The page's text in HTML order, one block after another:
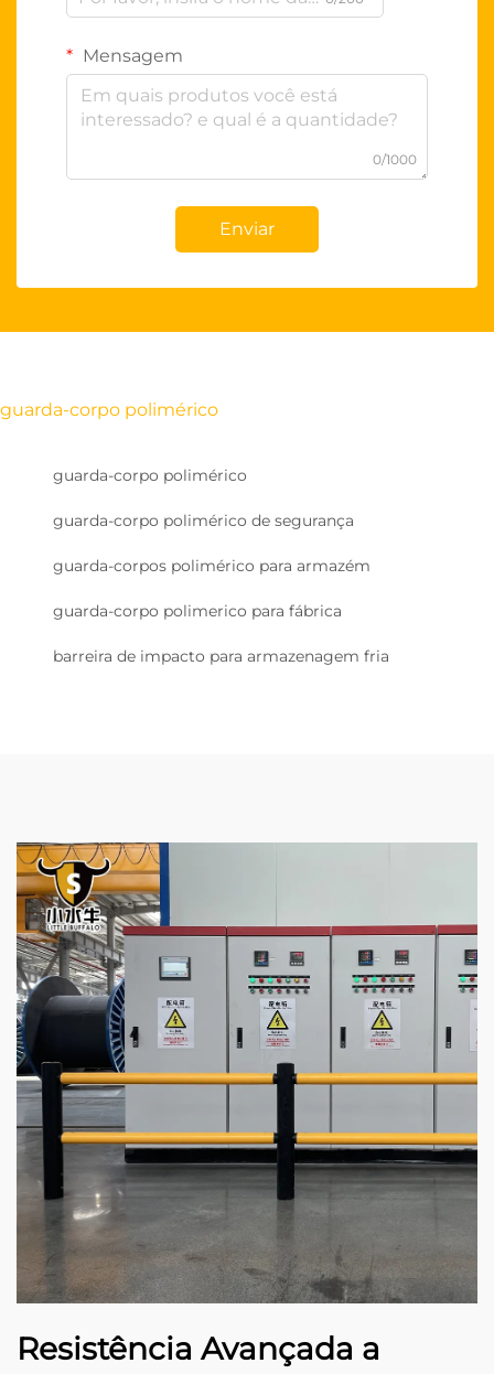
Mensagem
0/1000
Enviar
guarda-corpo polimérico
guarda-corpo polimérico
guarda-corpo polimérico de segurança
guarda-corpos polimérico para armazém
guarda-corpo polimerico para fábrica
barreira de impacto para armazenagem fria
Resistência Avançada a